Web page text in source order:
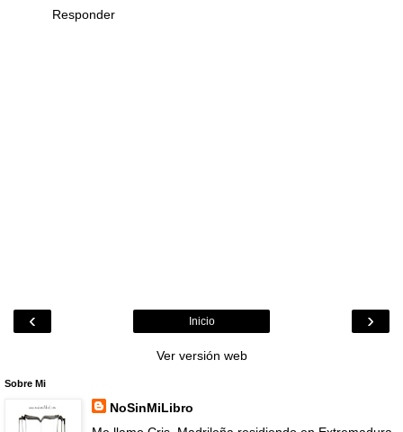
Responder
‹ ›
Inicio
Ver versión web
Sobre Mi
NoSinMiLibro